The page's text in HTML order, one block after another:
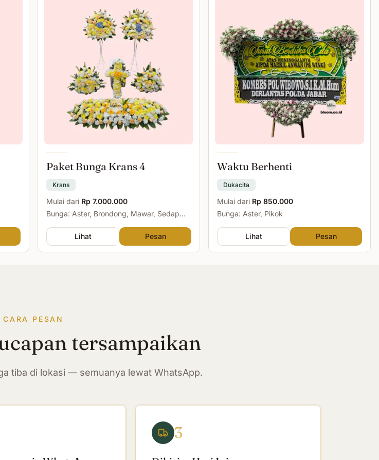
Paket Bunga Krans 4
Krans
Mulai dari Rp 7.000.000
Bunga: Aster, Brondong, Mawar, Sedap
Lihat
Pesan
Waktu Berhenti
Dukacita
Mulai dari Rp 850.000
Bunga: Aster, Pikok
Lihat Pesan
CARA PESAN
tersampaikan
tiba di lokasi — semuanya lewat WhatsApp.
3